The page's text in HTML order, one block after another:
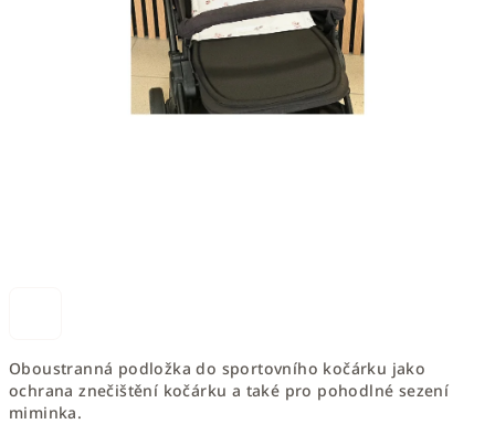
Oboustranná podložka do sportovního kočárku jako
ochrana znečištění kočárku a také pro pohodlné sezení
miminka.